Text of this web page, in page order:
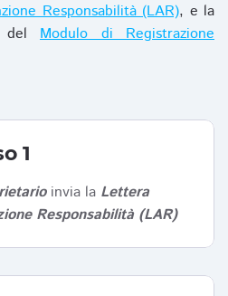
Responsabilità (LAR), e la
del Modulo di Registrazione
1
invia la Lettera
Responsabilità (LAR)